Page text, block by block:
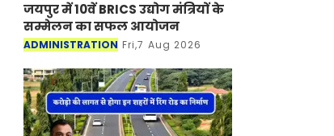
जयपुर में 10वें BRICS उद्योग मंत्रियों के
सम्मेलन का सफल आयोजन
ADMINISTRATION Fri,7 Aug 2026